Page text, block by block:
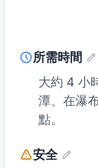
所需時間
大約 4 小
潭、在瀑
點。
安全